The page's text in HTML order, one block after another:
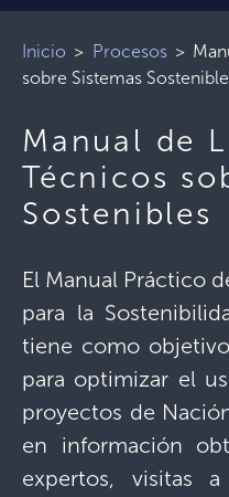
Inicio > Procesos>
sobre Sistemas
Manual de
Técnicos
Sostenibles
El Manual Práctico
para la
tiene como
para optimizar el
proyectos de
en información
expertos, visitas